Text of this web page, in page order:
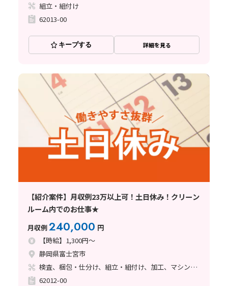
組立・組付け
62013-00
キープする 詳細を見る
【紹介案件】月収例23万以上可！土日休み！クリーン
ルーム内でのお仕事★
月収例240,000 円
【時給】1,300円～
静岡県富士宮市
検査、梱包・仕分け、組立・組付け、加工、マシンオペレーター
62012-00